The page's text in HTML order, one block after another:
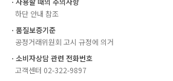
하단 안내 참조
ㆍ품질보증기준
공정거래위원회 고시 규정에 의거
ㆍ소비자상담 관련 전화번호
고객센터 02-322-9897